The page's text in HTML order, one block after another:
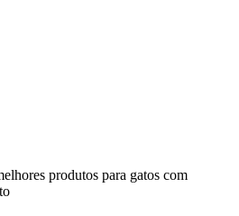
produtos para gatos com